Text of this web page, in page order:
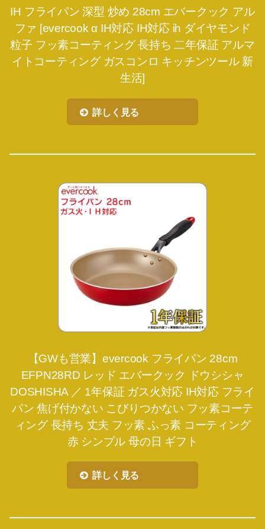
IH フライパン 深型 炒め 28cm エバークック アル
ファ [evercook α IH対応 IH対応 ih ダイヤモンド
粒子 フッ素コーティング 長持ち 二年保証 アルマ
イトコーティング ガスコンロ キッチンツール 新
生活]
詳しく見る
【GWも営業】evercook フライパン 28cm
EFPN28RD レッド エバークック ドウシシャ
DOSHISHA ／ 1年保証 ガス火対応 IH対応 フライ
パン 焦げ付かない こびりつかない フッ素コーテ
ィング 長持ち 丈夫 フッ素 ふっ素 コーティング
赤 シンプル 母の日 ギフト
詳しく見る